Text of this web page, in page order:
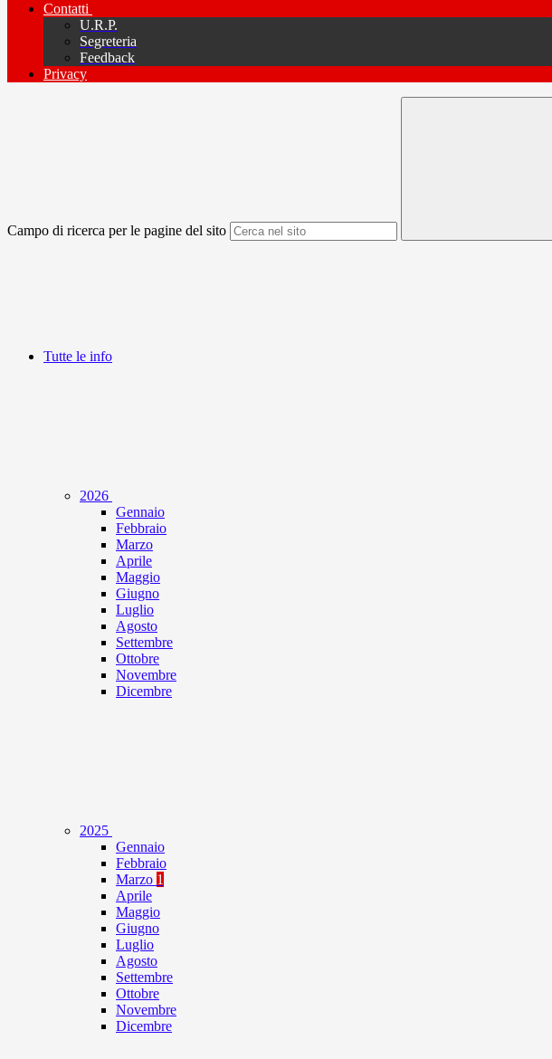
Contatti
U.R.P.
Segreteria
Feedback
Privacy
Campo di ricerca per le pagine del sito
Tutte le info
2026
Gennaio
Febbraio
Marzo
Aprile
Maggio
Giugno
Luglio
Agosto
Settembre
Ottobre
Novembre
Dicembre
2025
Gennaio
Febbraio
Marzo 1
Aprile
Maggio
Giugno
Luglio
Agosto
Settembre
Ottobre
Novembre
Dicembre